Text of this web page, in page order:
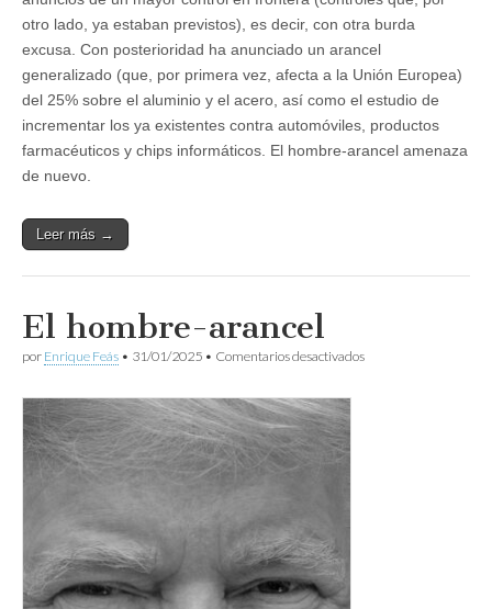
otro lado, ya estaban previstos), es decir, con otra burda
excusa. Con posterioridad ha anunciado un arancel
generalizado (que, por primera vez, afecta a la Unión Europea)
del 25% sobre el aluminio y el acero, así como el estudio de
incrementar los ya existentes contra automóviles, productos
farmacéuticos y chips informáticos. El hombre-arancel amenaza
de nuevo.
Leer más →
El hombre-arancel
por Enrique Feás • 31/01/2025 • Comentarios desactivadosen